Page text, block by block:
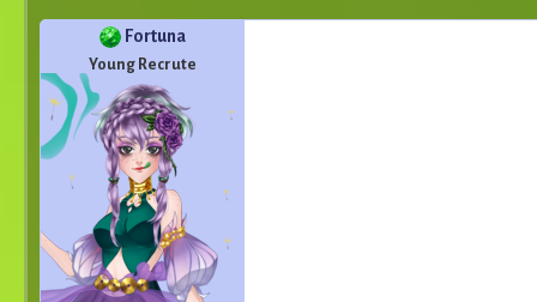
Fortuna
Young Recrute